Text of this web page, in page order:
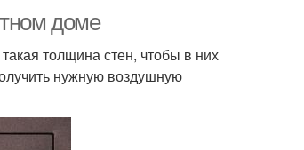
доме
толщина стен, чтобы в них
нужную воздушную